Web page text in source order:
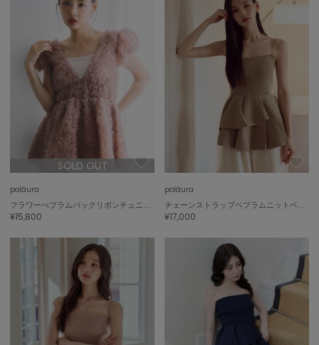
SOLD OUT
poláura
¥15,800
poláura
チェーンストラップペプラムニットベアトップ
¥17,000